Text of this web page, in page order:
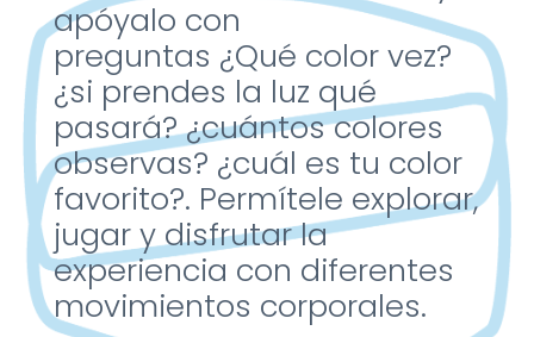
apóyalo con
preguntas ¿Qué color vez?
¿si prendes la luz qué
pasará? ¿cuántoscolores
observas? ¿cuál es tu color
favorito?. Permítele explorar,
jugar ydisfrutar la
experiencia con diferentes
movimientos corporales.